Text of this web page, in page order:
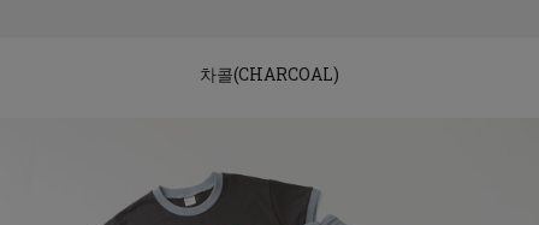
차콜(CHARCOAL)